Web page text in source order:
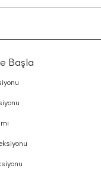
Başla